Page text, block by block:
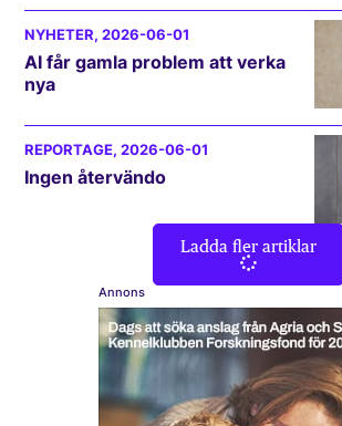
NYHETER, 2026-06-01
AI får gamla problem att verka
nya
REPORTAGE, 2026-06-01
Ingen återvändo
Ladda fler artiklar
Annons